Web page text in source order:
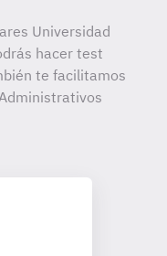
Universidad
hacer test
te facilitamos